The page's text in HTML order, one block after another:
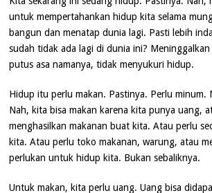
untuk mempertahankan hidup kita selama
bangun dan menatap dunia lagi. Pasti lebih
sudah tidak ada lagi di dunia ini?
putus asa namanya, tidak menyukuri hidup.
Hidup itu perlu makan. Pastinya. Perlu minum.
Nah, kita bisa makan karena kita punya uang,
menghasilkan makanan buat kita. Atau perlu
kita. Atau perlu toko makanan, warung, atau
perlukan untuk hidup kita. Bukan sebaliknya.
Untuk makan, kita perlu uang. Uang bisa